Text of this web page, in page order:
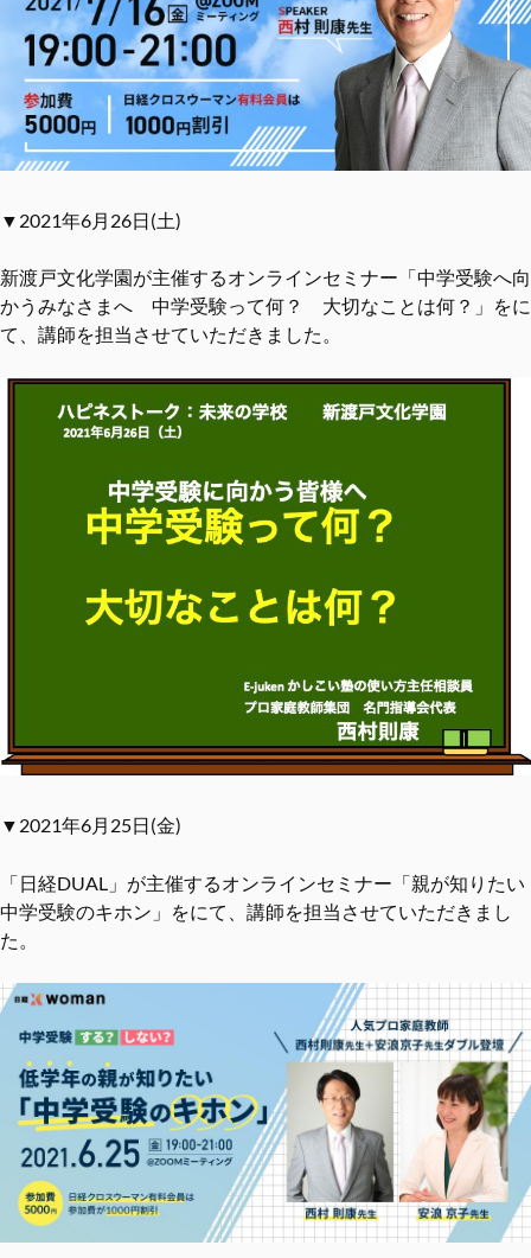
▼2021年6月26日(土)
新渡戸文化学園が主催するオンラインセミナー「中学受験へ向
かうみなさまへ 中学受験って何？ 大切なことは何？」をに
て、講師を担当させていただきました。
▼2021年6月25日(金)
「日経DUAL」が主催するオンラインセミナー「親が知りたい
中学受験のキホン」をにて、講師を担当させていただきまし
た。